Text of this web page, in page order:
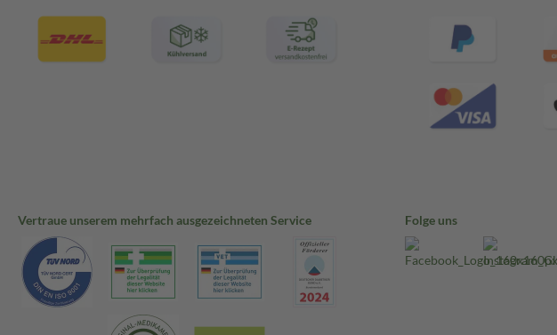
Vertraue unserem mehrfach ausgezeichneten Service Folge uns